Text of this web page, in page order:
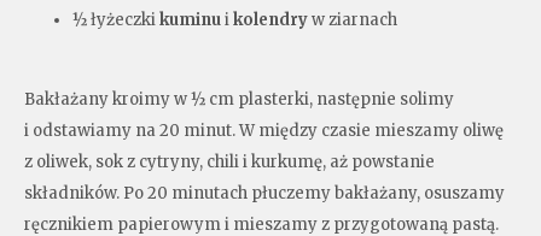
½ łyżeczkikuminuikolendryw ziarnach
Bakłażany kroimy w ½ cm plasterki, następnie solimy
i odstawiamy na 20 minut. W między czasie mieszamy oliwę
z oliwek, sok z cytryny, chili i kurkumę, aż powstanie
składników. Po 20 minutach płuczemy bakłażany, osuszamy
ręcznikiem papierowym i mieszamy z przygotowaną pastą.